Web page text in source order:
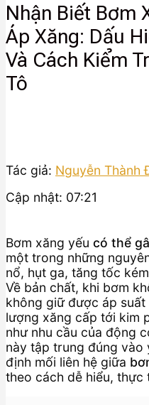
Nhận Biết Bơm
Áp Xăng: Dấu
Và Cách Kiểm
Tô
Tác giả: Nguyễn Thành
Cập nhật: 07:21
Bơm xăng yếu có thể
một trong những
nổ, hụt ga, tăng tốc
Về bản chất, khi bơm
không giữ được áp
lượng xăng cấp tới kim
như nhu cầu của động
này tập trung đúng vào
định mối liên hệ giữa
theo cách dễ hiểu, thực